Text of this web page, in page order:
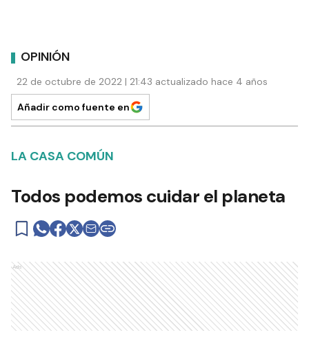
OPINIÓN
22 de octubre de 2022 | 21:43 actualizado hace 4 años
Añadir como fuente en
LA CASA COMÚN
Todos podemos cuidar el planeta
Ads